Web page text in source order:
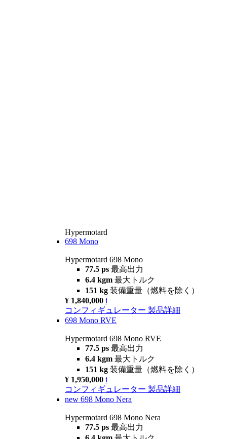
Hypermotard
698 Mono
Hypermotard 698 Mono
77.5 ps 最高出力
6.4 kgm 最大トルク
151 kg 装備重量（燃料を除く）
¥ 1,840,000 i
コンフィギュレーター 製品詳細
698 Mono RVE
Hypermotard 698 Mono RVE
77.5 ps 最高出力
6.4 kgm 最大トルク
151 kg 装備重量（燃料を除く）
¥ 1,950,000 i
コンフィギュレーター 製品詳細
new 698 Mono Nera
Hypermotard 698 Mono Nera
77.5 ps 最高出力